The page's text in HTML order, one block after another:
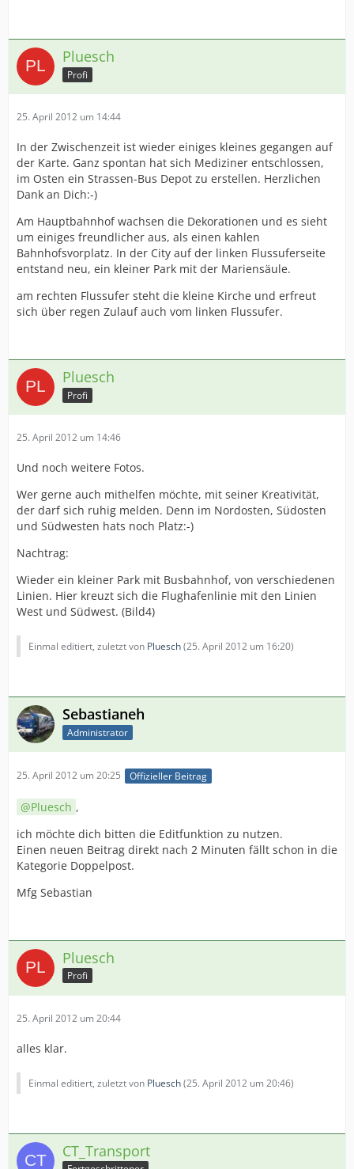
Pluesch
Profi
25. April 2012 um 14:44
In der Zwischenzeit ist wieder einiges kleines gegangen auf
der Karte. Ganz spontan hat sich Mediziner entschlossen,
im Osten ein Strassen-Bus Depot zu erstellen. Herzlichen
Dank an Dich:-)
Am Hauptbahnhof wachsen die Dekorationen und es sieht
um einiges freundlicher aus, als einen kahlen
Bahnhofsvorplatz. In der City auf der linken Flussuferseite
entstand neu, ein kleiner Park mit der Mariensäule.
am rechten Flussufer steht die kleine Kirche und erfreut
sich über regen Zulauf auch vom linken Flussufer.
Pluesch
Profi
25. April 2012 um 14:46
Und noch weitere Fotos.
Wer gerne auch mithelfen möchte, mit seiner Kreativität,
der darf sich ruhig melden. Denn im Nordosten, Südosten
und Südwesten hats noch Platz:-)
Nachtrag:
Wieder ein kleiner Park mit Busbahnhof, von verschiedenen
Linien. Hier kreuzt sich die Flughafenlinie mit den Linien
West und Südwest. (Bild4)
Einmal editiert, zuletzt von Pluesch(25. April 2012 um 16:20)
Sebastianeh
Administrator
25. April 2012 um 20:25 Offizieller Beitrag
Pluesch ,
ich möchte dich bitten die Editfunktion zu nutzen.
Einen neuen Beitrag direkt nach 2 Minuten fällt schon in die
Kategorie Doppelpost.
Mfg Sebastian
Pluesch
Profi
25. April 2012 um 20:44
alles klar.
Einmal editiert, zuletzt von Pluesch(25. April 2012 um 20:46)
CT_Transport